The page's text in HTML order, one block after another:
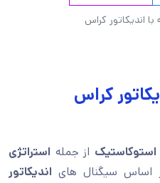
اندیکاتور کراس
کراس
استوکاستیک از جمله استراتژی
اساس سیگنال های اندیکاتور